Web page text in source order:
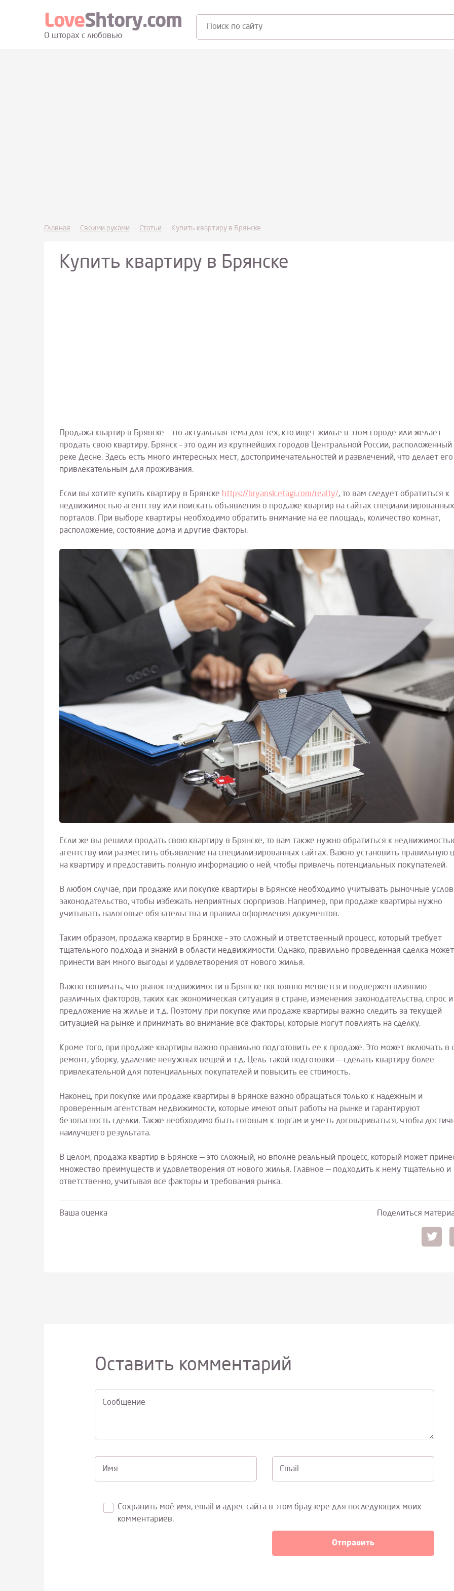
LoveShtory.com
О шторах с любовью
Главная - Своими руками - Статьи - Купить квартиру в Брянске
Купить квартиру в Брянске
Продажа квартир в Брянске – это актуальная тема для тех, кто ищет жилье в этом городе или желает
продать свою квартиру. Брянск – это один из крупнейших городов Центральной России, расположенный
реке Десне. Здесь есть много интересных мест, достопримечательностей и развлечений, что делает его
привлекательным для проживания.
Если вы хотите купить квартиру в Брянске https://bryansk.etagi.com/realty/, то вам следует обратиться к
недвижимостью агентству или поискать объявления о продаже квартир на сайтах специализированных
порталов. При выборе квартиры необходимо обратить внимание на ее площадь, количество комнат,
расположение, состояние дома и другие факторы.
Если же вы решили продать свою квартиру в Брянске, то вам также нужно обратиться к
агентству или разместить объявление на специализированных сайтах. Важно установить правильную
на квартиру и предоставить полную информацию о ней, чтобы привлечь потенциальных покупателей.
В любом случае, при продаже или покупке квартиры в Брянске необходимо учитывать рыночные
законодательство, чтобы избежать неприятных сюрпризов. Например, при продаже квартиры нужно
учитывать налоговые обязательства и правила оформления документов.
Таким образом, продажа квартир в Брянске – это сложный и ответственный процесс, который требует
тщательного подхода и знаний в области недвижимости. Однако, правильно проведенная сделка может
принести вам много выгоды и удовлетворения от нового жилья.
Важно понимать, что рынок недвижимости в Брянске постоянно меняется и подвержен влиянию
различных факторов, таких как экономическая ситуация в стране, изменения законодательства, спрос и
предложение на жилье и т.д. Поэтому при покупке или продаже квартиры важно следить за текущей
ситуацией на рынке и принимать во внимание все факторы, которые могут повлиять на сделку.
Кроме того, при продаже квартиры важно правильно подготовить ее к продаже. Это может включать в
ремонт, уборку, удаление ненужных вещей и т.д. Цель такой подготовки — сделать квартиру более
привлекательной для потенциальных покупателей и повысить ее стоимость.
Наконец, при покупке или продаже квартиры в Брянске важно обращаться только к надежным и
проверенным агентствам недвижимости, которые имеют опыт работы на рынке и гарантируют
безопасность сделки. Также необходимо быть готовым к торгам и уметь договариваться, чтобы
наилучшего результата.
В целом, продажа квартир в Брянске — это сложный, но вполне реальный процесс, который может
множество преимуществ и удовлетворения от нового жилья. Главное — подходить к нему тщательно и
ответственно, учитывая все факторы и требования рынка.
Ваша оценка Поделиться
Оставить комментарий
Cообщение
Имя Email
Сохранить моё имя, email и адрес сайта в этом браузере для последующих моих
комментариев.